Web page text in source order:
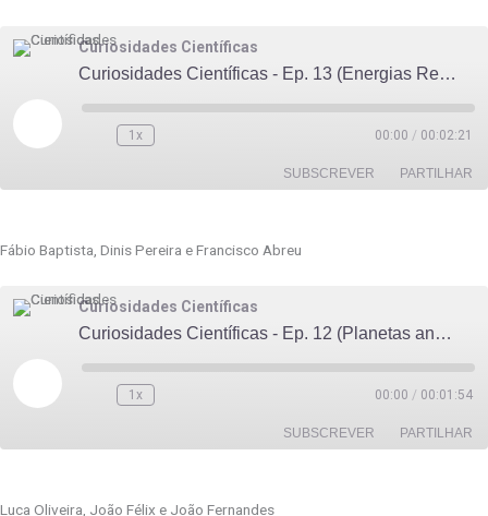
Curiosidades Científicas
Curiosidades Científicas - Ep. 13 (Energias Renováveis)
Reproduzir
1x 00:00 / 00:02:21
SUBSCREVER PARTILHAR
FEED RSS
INCORPORAR
Fábio Baptista, Dinis Pereira e Francisco Abreu
Curiosidades Científicas
Curiosidades Científicas - Ep. 12 (Planetas anões, Plutão)
Reproduzir
1x 00:00 / 00:01:54
SUBSCREVER PARTILHAR
FEED RSS
Luca Oliveira, João Félix e João Fernandes